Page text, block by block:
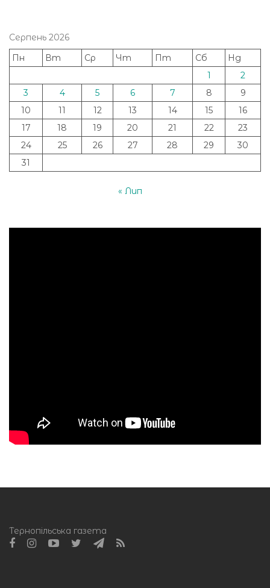
Серпень 2026
Пн
Вт Ср Чт Пт Сб
Нд
1
2
3
4 5 6 7 8
9
10
11 12 13 14 15
16
17
18 19 20 21 22
23
24
25 26 27 28 29
30
31
« Лип
Тернопільська газета